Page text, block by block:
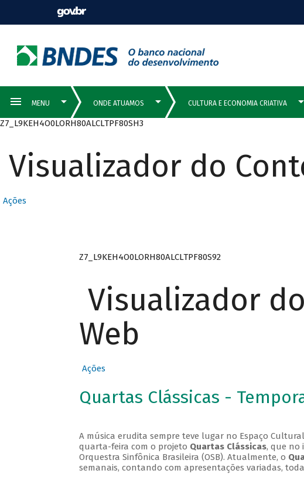
Z7_L9KEH4O0LORH80ALCLTPF80SH3
Visualizador do
Ações
Z7_L9KEH4O0LORH80ALCLTPF80S92
Visualizador
Web
Ações
Quartas Clássicas -
A música erudita sempre teve lugar no Espaço
quarta-feira com o projeto Quartas Clássicas, que no
Orquestra Sinfônica Brasileira (OSB). Atualmente, o
semanais, contando com apresentações variadas,